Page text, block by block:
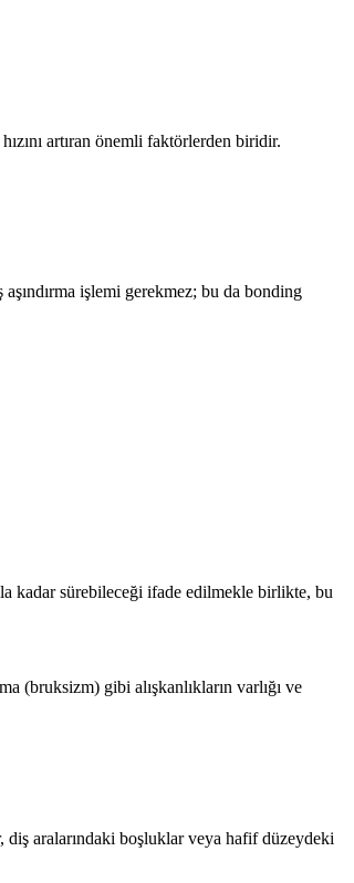
artıran önemli faktörlerden biridir.
işlemi gerekmez; bu da bonding
kadar sürebileceği ifade edilmekle birlikte, bu
(bruksizm) gibi alışkanlıkların varlığı ve
aralarındaki boşluklar veya hafif düzeydeki